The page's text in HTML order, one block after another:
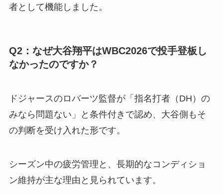
者として機能しました。
Q2：なぜ大谷翔平はWBC2026で投手登板し
なかったのですか？
ドジャースのロバーツ監督が「指名打者（DH）の
みなら問題ない」と条件付きで認め、大谷側もそ
の判断を受け入れた形です。
シーズン中の疲労管理と、長期的なコンディショ
ン維持が主な理由と見られています。